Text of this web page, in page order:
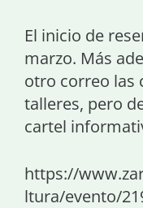
El inicio de
marzo. Más
otro correo las
talleres, pero
cartel
https://
ltura/evento/